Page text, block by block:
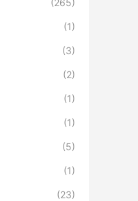
(265)
(1)
(3)
(2)
(1)
(1)
(5)
(1)
(23)